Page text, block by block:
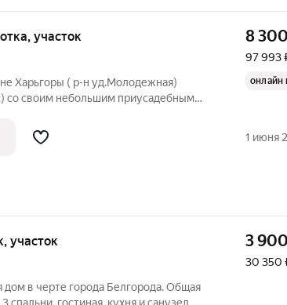
участок
Харьгоры ( р-н уд.Молодежная)
со своим небольшим приусадебным
ягодные насаждения. Сое
8
97 993
онлайн
1 июня
участок
дом в черте города Белгорода. Общая
3
30 350